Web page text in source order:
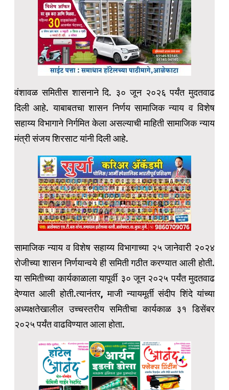
वंशावळ समितीस शासनाने दि. ३० जून २०२६ पर्यंत मुदतवाढ
दिली आहे. याबाबतचा शासन निर्णय सामाजिक न्याय व विशेष
सहाय्य विभागाने निर्गमित केला असल्याची माहिती सामाजिक न्याय
मंत्री संजय शिरसाट यांनी दिली आहे.
सामाजिक न्याय व विशेष सहाय्य विभागाच्या २५ जानेवारी २०२४
रोजीच्या शासन निर्णयान्वये ही समिती गठीत करण्यात आली होती.
या समितीच्या कार्यकाळाला यापूर्वी ३० जून २०२५ पर्यंत मुदतवाढ
देण्यात आली होती.त्यानंतर, माजी न्यायमूर्ती संदीप शिंदे यांच्या
अध्यक्षतेखालील उच्चस्तरीय समितीचा कार्यकाळ ३१ डिसेंबर
२०२५ पर्यंत वाढविण्यात आला होता.